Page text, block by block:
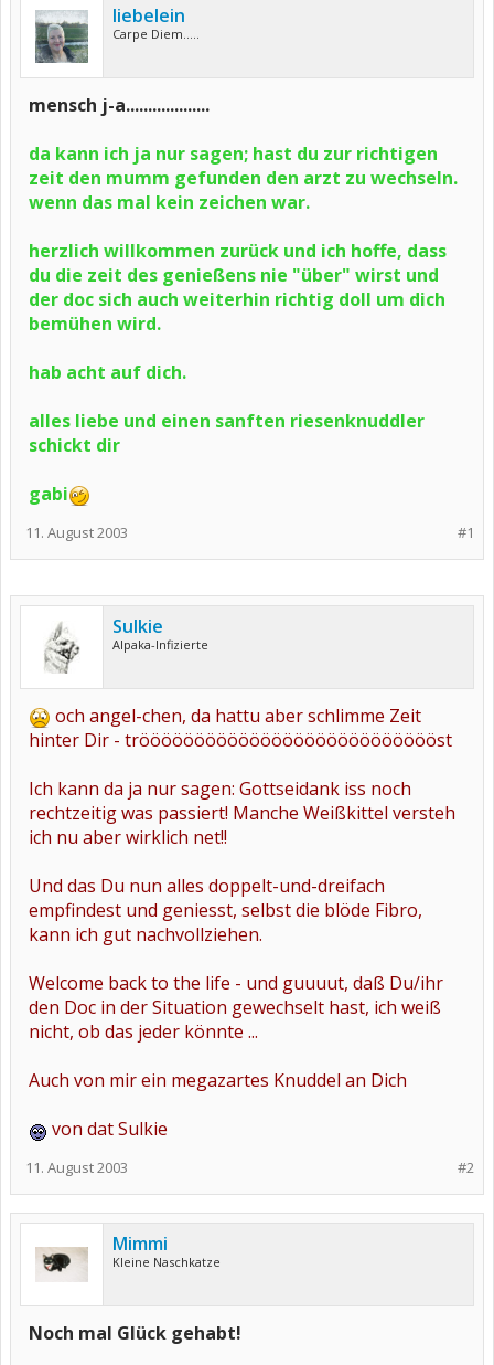
liebelein
Carpe Diem.....
mensch j-a...................
da kann ich ja nur sagen; hast du zur richtigen
zeit den mumm gefunden den arzt zu wechseln.
wenn das mal kein zeichen war.
herzlich willkommen zurück und ich hoffe, dass
du die zeit des genießens nie "über" wirst und
der doc sich auch weiterhin richtig doll um dich
bemühen wird.
hab acht auf dich.
alles liebe und einen sanften riesenknuddler
schickt dir
gabi
#1
11. August 2003
Sulkie
Alpaka-Infizierte
och angel-chen, da hattu aber schlimme Zeit
hinter Dir - tröööööööööööööööööööööööööööst
Ich kann da ja nur sagen: Gottseidank iss noch
rechtzeitig was passiert! Manche Weißkittel versteh
ich nu aber wirklich net!!
Und das Du nun alles doppelt-und-dreifach
empfindest und geniesst, selbst die blöde Fibro,
kann ich gut nachvollziehen.
Welcome back to the life - und guuuut, daß Du/ihr
den Doc in der Situation gewechselt hast, ich weiß
nicht, ob das jeder könnte ...
Auch von mir ein megazartes Knuddel an Dich
von dat Sulkie
#2
11. August 2003
Mimmi
Kleine Naschkatze
Noch mal Glück gehabt!